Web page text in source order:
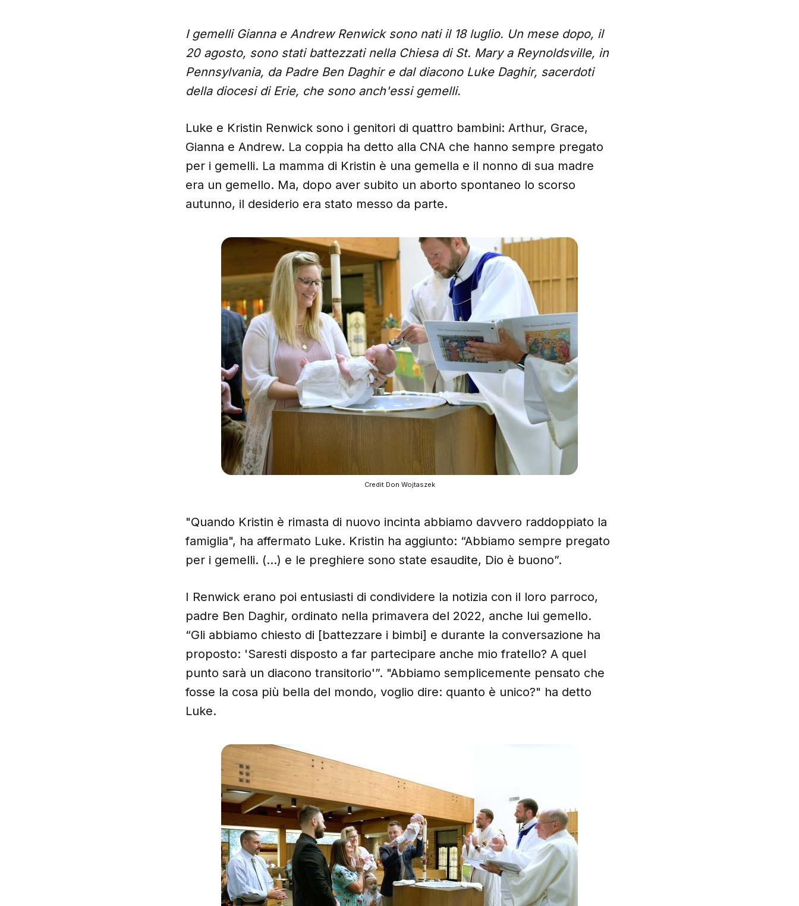
I gemelli Gianna e Andrew Renwick sono nati il ​​18 luglio. Un mese dopo, il
20 agosto, sono stati battezzati nella Chiesa di St. Mary a Reynoldsville, in
Pennsylvania, da Padre Ben Daghir e dal diacono Luke Daghir, sacerdoti
della diocesi di Erie, che sono anch'essi gemelli.
Luke e Kristin Renwick sono i genitori di quattro bambini: Arthur, Grace,
Gianna e Andrew. La coppia ha detto alla CNA che hanno sempre pregato
per i gemelli. La mamma di Kristin è una gemella e il nonno di sua madre
era un gemello. Ma, dopo aver subito un aborto spontaneo lo scorso
autunno, il desiderio era stato messo da parte.
Credit Don Wojtaszek
"Quando Kristin è rimasta di nuovo incinta abbiamo davvero raddoppiato la
famiglia", ha affermato Luke. Kristin ha aggiunto: “Abbiamo sempre pregato
per i gemelli. (...) e le preghiere sono state esaudite, Dio è buono”.
I Renwick erano poi entusiasti di condividere la notizia con il loro parroco,
padre Ben Daghir, ordinato nella primavera del 2022, anche lui gemello.
“Gli abbiamo chiesto di [battezzare i bimbi] e durante la conversazione ha
proposto: 'Saresti disposto a far partecipare anche mio fratello? A quel
punto sarà un diacono transitorio'”. "Abbiamo semplicemente pensato che
fosse la cosa più bella del mondo, voglio dire: quanto è unico?" ha detto
Luke.